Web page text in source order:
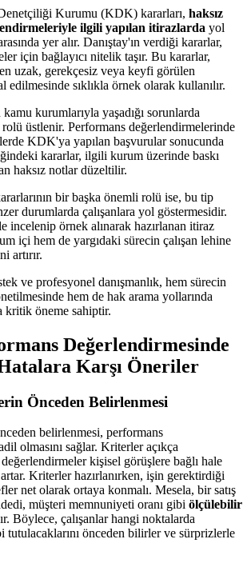
Kurumu (KDK) kararları, haksız
ilgili yapılan itirazlarda yol
yer alır. Danıştay'ın verdiği kararlar,
için bağlayıcı nitelik taşır. Bu kararlar,
uzak, gerekçesiz veya keyfi görülen
edilmesinde sıklıkla örnek olarak kullanılır.
kurumlarıyla yaşadığı sorunlarda
üstlenir. Performans değerlendirmelerinde
KDK'ya yapılan başvurular sonucunda
kararlar, ilgili kurum üzerinde baskı
haksız notlar düzeltilir.
bir başka önemli rolü ise, bu tip
durumlarda çalışanlara yol göstermesidir.
incelenip örnek alınarak hazırlanan itiraz
içi hem de yargıdaki sürecin çalışan lehine
artırır.
ve profesyonel danışmanlık, hem sürecin
hem de hak arama yollarında
kritik öneme sahiptir.
Değerlendirmesinde
Hatalara Karşı Öneriler
Önceden Belirlenmesi
belirlenmesi, performans
olmasını sağlar. Kriterler açıkça
değerlendirmeler kişisel görüşlere bağlı hale
Kriterler hazırlanırken, işin gerektirdiği
net olarak ortaya konmalı. Mesela, bir satış
müşteri memnuniyeti oranı gibi ölçülebilir
Böylece, çalışanlar hangi noktalarda
tutulacaklarını önceden bilirler ve sürprizlerle